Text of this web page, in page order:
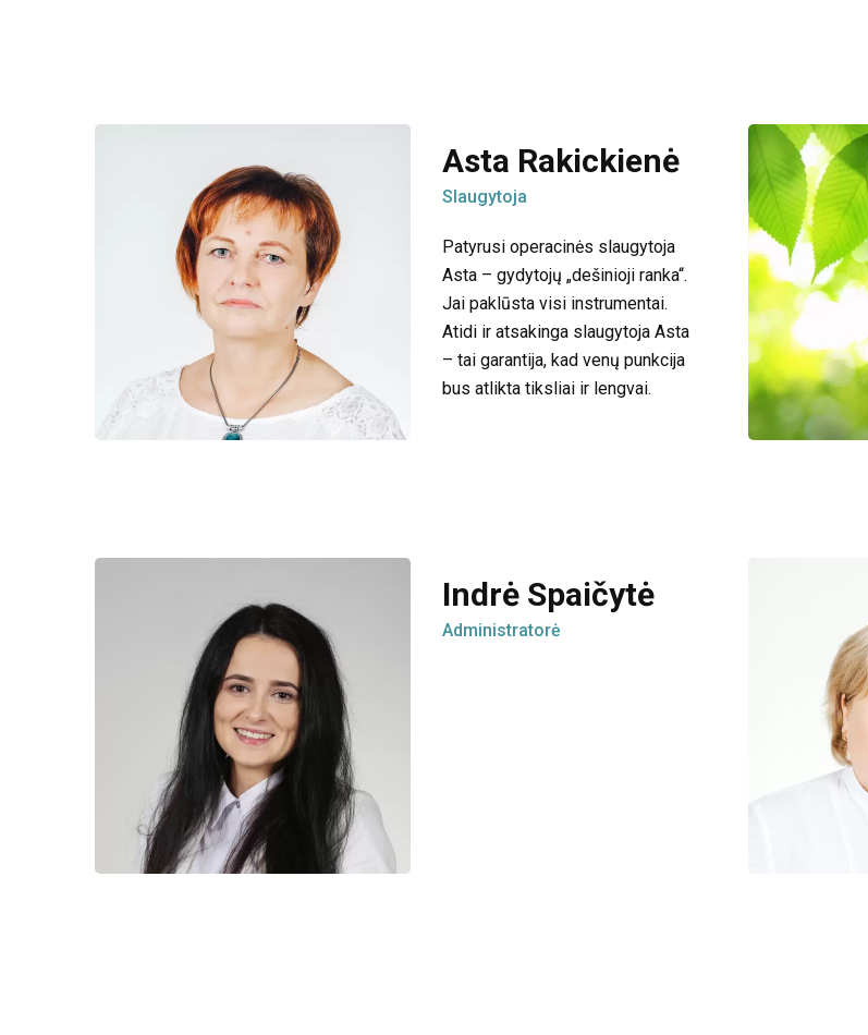
Asta Rakickienė
Slaugytoja
Patyrusi operacinės slaugytoja
Asta – gydytojų „dešinioji ranka“.
Jai paklūsta visi instrumentai.
Atidi ir atsakinga slaugytoja Asta
– tai garantija, kad venų punkcija
bus atlikta tiksliai ir lengvai.
Indrė Spaičytė
Administratorė